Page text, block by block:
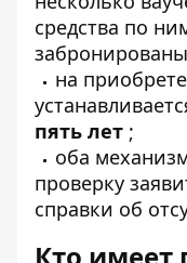
средства по
на
пять лет ;
оба
проверку
справки об